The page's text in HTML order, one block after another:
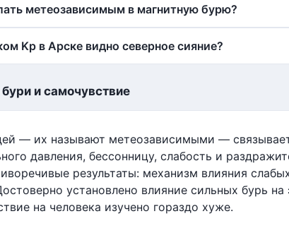
метеозависимым в магнитную бурю?
Kp в Арске видно северное сияние?
и самочувствие
— их называют метеозависимыми —
давления, бессонницу, слабость и
результаты: механизм влияния
установлено влияние сильных бурь
на человека изучено гораздо хуже.